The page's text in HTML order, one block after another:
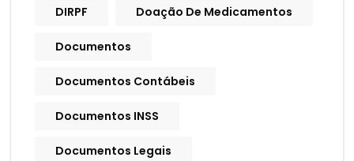
DIRPF Doação De Medicamentos
Documentos
Documentos Contábeis
Documentos INSS
Documentos Legais